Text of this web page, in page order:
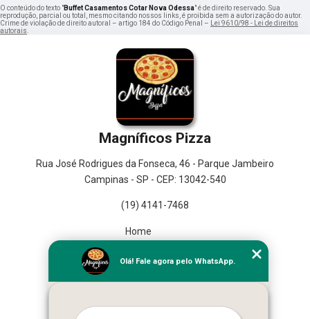
O conteúdo do texto "Buffet Casamentos Cotar Nova Odessa" é de direito reservado. Sua
reprodução, parcial ou total, mesmo citando nossos links, é proibida sem a autorização do autor.
Crime de violação de direito autoral – artigo 184 do Código Penal –
Lei 9610/98 - Lei de direitos
autorais
Magníficos Pizza
Rua José Rodrigues da Fonseca, 46 - Parque Jambeiro
Campinas - SP - CEP: 13042-540
(19) 4141-7468
Home
Missão
Olá! Fale agora pelo WhatsApp.